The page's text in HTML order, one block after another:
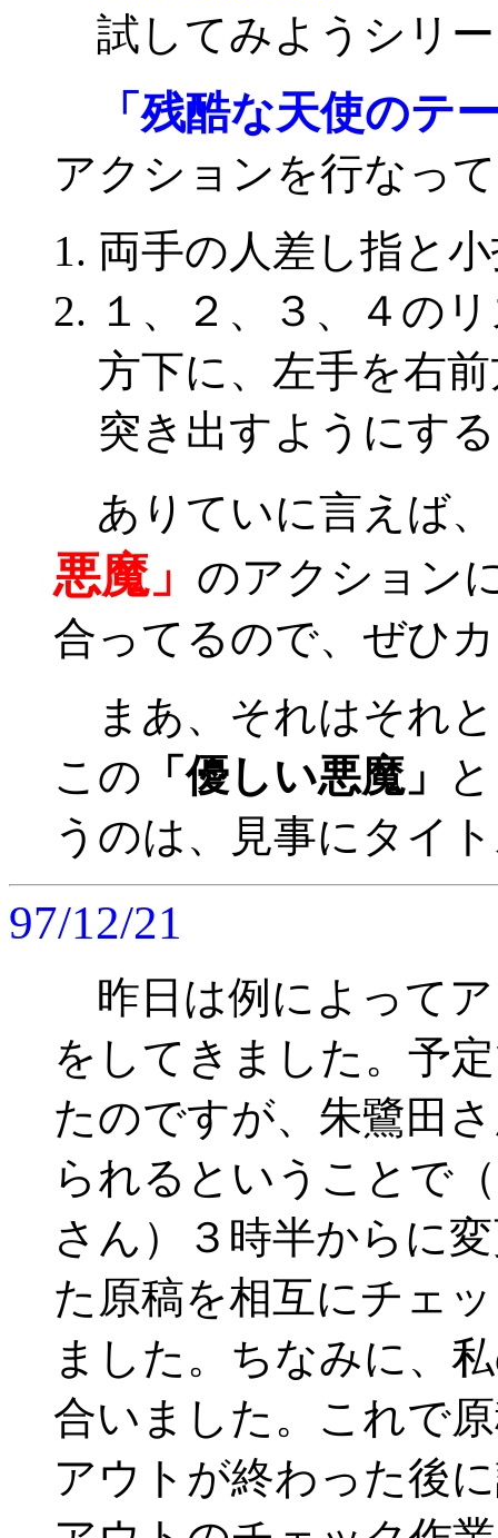
試してみようシリ
「残酷な天使のテ
アクションを行なっ
両手の人差し指と
１、２、３、４の
方下に、左手を右
突き出すようにす
ありていに言えば
悪魔」 のアクション
合ってるので、ぜひ
まあ、それはそれ
この 「優しい悪魔」 と
うのは、見事にタイ
97/12/21
昨日は例によって
をしてきました。予
たのですが、朱鷺田
られるということで
さん）３時半からに
た原稿を相互にチェ
ました。ちなみに、
合いました。これで
アウトが終わった後